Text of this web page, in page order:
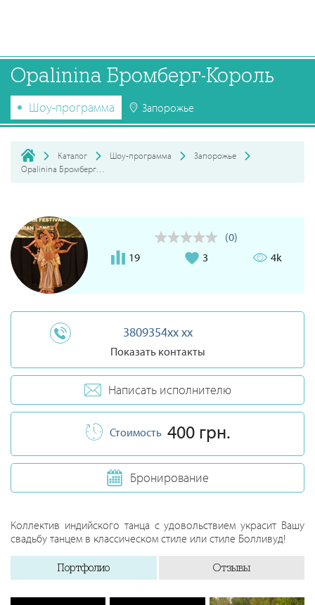
Opalinina Бромберг-Король
Шоу-программа Запорожье
Каталог Шоу-программа
Запорожье
Opalinina Бромберг-Король
(0)
19
3 4k
3809354xx xx
Показать контакты
Написать исполнителю
Стоимость 400 грн.
Бронирование
Коллектив индийского танца с удовольствием украсит Вашу
свадьбу танцем в классическом стиле или стиле Болливуд!
Портфолио Отзывы